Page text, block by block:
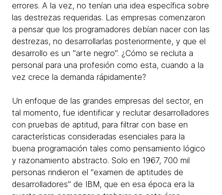
errores. A la vez, no tenían una idea específica sobre
las destrezas requeridas. Las empresas comenzaron
a pensar que los programadores debían nacer con las
destrezas, no desarrollarlas posteriormente, y que el
desarrollo es un "arte negro". ¿Cómo se recluta a
personal para una profesión como esta, cuando a la
vez crece la demanda rápidamente?
Un enfoque de las grandes empresas del sector, en
tal momento, fue identificar y reclutar desarrolladores
con pruebas de aptitud, para filtrar con base en
características consideradas esenciales para la
buena programación tales como pensamiento lógico
y razonamiento abstracto. Solo en 1967, 700 mil
personas rindieron el "examen de aptitudes de
desarrolladores" de IBM, que en esa época era la